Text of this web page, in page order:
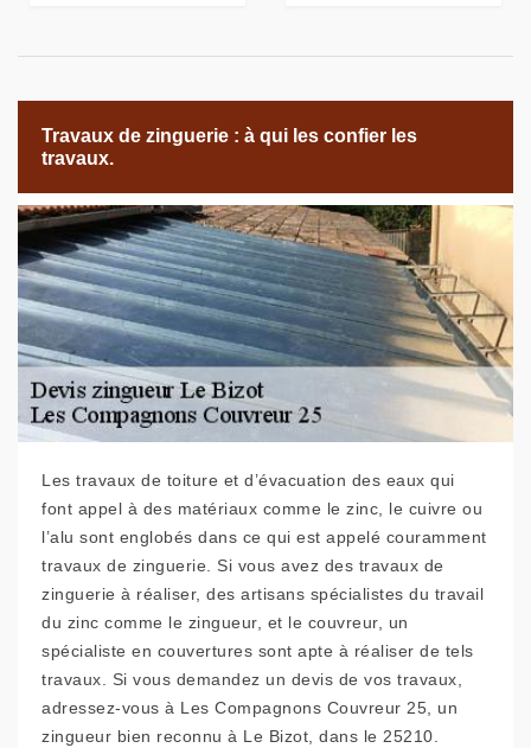
Travaux de zinguerie : à qui les confier les
travaux.
Les travaux de toiture et d’évacuation des eaux qui
font appel à des matériaux comme le zinc, le cuivre ou
l’alu sont englobés dans ce qui est appelé couramment
travaux de zinguerie. Si vous avez des travaux de
zinguerie à réaliser, des artisans spécialistes du travail
du zinc comme le zingueur, et le couvreur, un
spécialiste en couvertures sont apte à réaliser de tels
travaux. Si vous demandez un devis de vos travaux,
adressez-vous à Les Compagnons Couvreur 25, un
zingueur bien reconnu à Le Bizot, dans le 25210.